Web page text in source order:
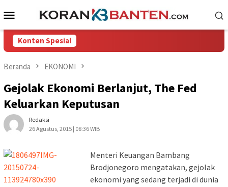
ke
Menu
Mobile
Konten Spesial
Beranda EKONOMI
Gejolak Ekonomi Berlanjut, The Fed
Keluarkan Keputusan
Redaksi
26 Agustus, 2015 | 08:36 WIB
Menteri Keuangan Bambang
Brodjonegoro mengatakan, gejolak
ekonomi yang sedang terjadi di dunia